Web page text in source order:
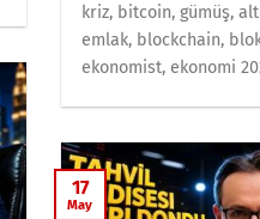
kriz, bitcoin, gümüş,
emlak, blockchain,
ekonomist, ekonomi
17
May